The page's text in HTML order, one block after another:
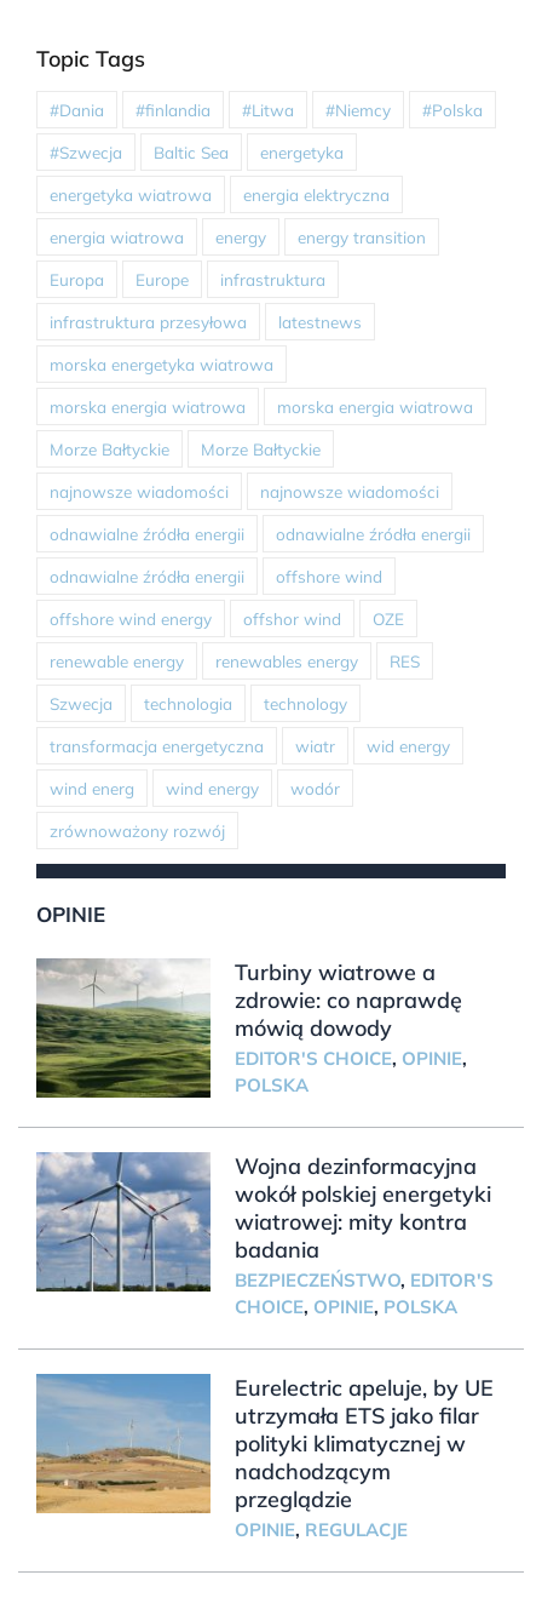
Topic Tags
#Dania #finlandia #Litwa #Niemcy #Polska
#Szwecja Baltic Sea energetyka
energetyka wiatrowa energia elektryczna
energia wiatrowa energy energy transition
Europa Europe infrastruktura
infrastruktura przesyłowa latestnews
morska energetyka wiatrowa
morska energia wiatrowa morska energia wiatrowa
Morze Bałtyckie Morze Bałtyckie
najnowsze wiadomości najnowsze wiadomości
odnawialne źródła energii odnawialne źródła energii
odnawialne źródła energii offshore wind
offshore wind energy offshor wind OZE
renewable energy renewables energy RES
Szwecja technologia technology
transformacja energetyczna wiatr wid energy
wind energ wind energy wodór
zrównoważony rozwój
OPINIE
Turbiny wiatrowe a
zdrowie: co naprawdę
mówią dowody
EDITOR'S CHOICE, OPINIE,
POLSKA
Wojna dezinformacyjna
wokół polskiej energetyki
wiatrowej: mity kontra
badania
BEZPIECZEŃSTWO, EDITOR'S
CHOICE, OPINIE, POLSKA
Eurelectric apeluje, by UE
utrzymała ETS jako filar
polityki klimatycznej w
nadchodzącym
przeglądzie
OPINIE, REGULACJE